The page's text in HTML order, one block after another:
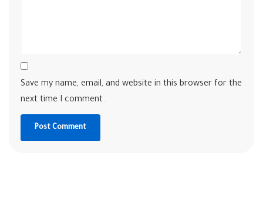
Save my name, email, and website in this browser for the
next time I comment.